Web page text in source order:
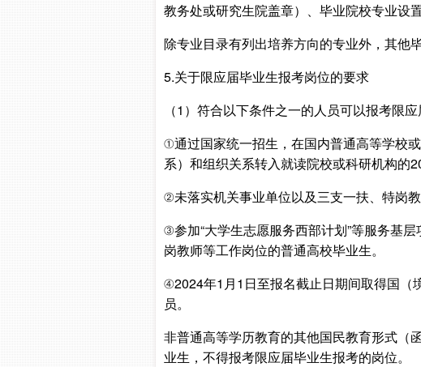
教务处或研究生院盖章）、毕业院校专业设
除专业目录有列出培养方向的专业外，其他
5.关于限应届毕业生报考岗位的要求
（1）符合以下条件之一的人员可以报考限
①通过国家统一招生，在国内普通高等学校
系）和组织关系转入就读院校或科研机构的
②未落实机关事业单位以及三支一扶、特岗
③参加“大学生志愿服务西部计划”等服务基
岗教师等工作岗位的普通高校毕业生。
④2024年1月1日至报名截止日期间取得国（
员。
非普通高等学历教育的其他国民教育形式（
业生，不得报考限应届毕业生报考的岗位。